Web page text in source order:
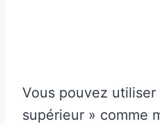
Vous pouvez utiliser
supérieur » comme